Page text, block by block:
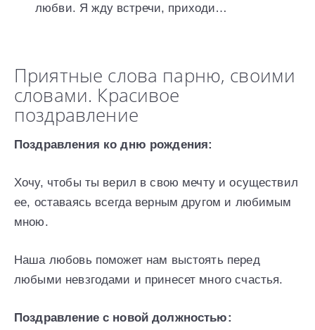
любви. Я жду встречи, приходи…
Приятные слова парню, своими
словами. Красивое
поздравление
Поздравления ко дню рождения:
Хочу, чтобы ты верил в свою мечту и осуществил
ее, оставаясь всегда верным другом и любимым
мною.
Наша любовь поможет нам выстоять перед
любыми невзгодами и принесет много счастья.
Поздравление с новой должностью: